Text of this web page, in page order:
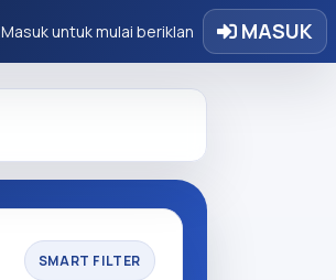
Masuk untuk mulai beriklan MASUK
SMART FILTER